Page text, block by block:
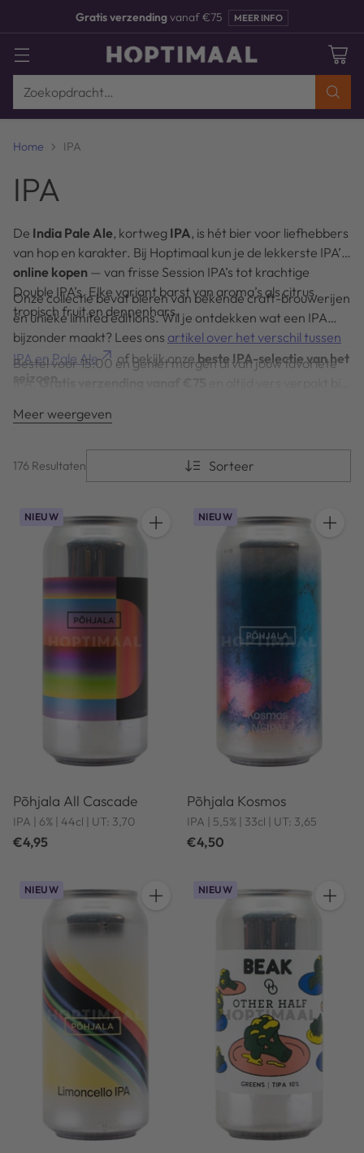
Bestel voor15:00op werkdagen,vandaag verzonden
Zoekopdracht…
Home IPA
IPA
De India Pale Ale, kortweg IPA, is hét bier voor liefhebbers
van hop en karakter. Bij Hoptimaal kun je de lekkerste IPA’s
online kopen — van frisse Session IPA’s tot krachtige
Double IPA’s. Elke variant barst van aroma’s als citrus,
tropisch fruit en dennenhars.
Onze collectie bevat bieren van bekende craft-brouwerijen
én unieke limited editions. Wil je ontdekken wat een IPA
bijzonder maakt? Lees ons artikel over het verschil tussen
IPA en Pale Ale
of bekijk onzebeste IPA-selectie van het
seizoen
Bestel voor 15:00 en geniet morgen al van jouw favoriete
Meer weergeven
Sorteer
176 Resultaten
NIEUW
Põhjala All Cascade
IPA | 6% | 44cl | UT: 3,70
€4,95
NIEUW
Põhjala Kosmos
IPA | 5,5% | 33cl | UT: 3,65
€4,50
NIEUW NIEUW